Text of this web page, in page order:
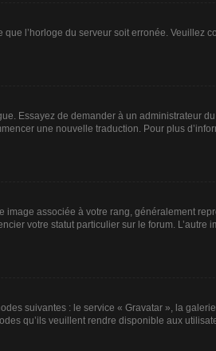
l’horloge du serveur soit erronée. Veuillez
Essayez de demander à un administrateur
une nouvelle traduction. Pour plus
associée à votre rang, généralement
votre statut particulier sur le forum. L’autre
suivantes : le service « Gravatar », la
qu’ils veuillent rendre disponible aux